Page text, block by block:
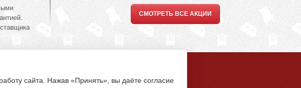
СМОТРЕТЬ ВСЕ АКЦИИ
сайта. Нажав «Принять», вы даёте согласие